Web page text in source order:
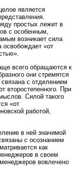
является
простых лежит в
с особенным,
возникает сила
освобождает «от
всего обращаются к
они стремятся
с отделением
второстепенного. При
Силой такого
«от
работой,
в ней значимой
с осознанием
как
в своем
вовлечено